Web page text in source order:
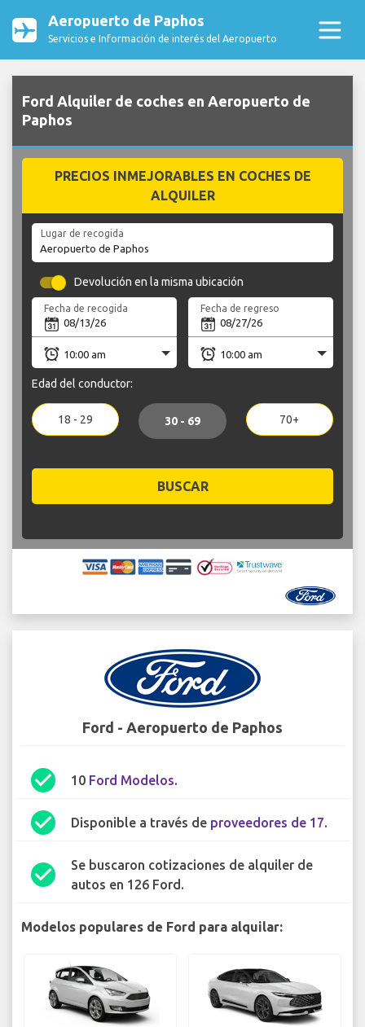
Aeropuerto de Paphos
Servicios e Información de interés del Aeropuerto
Ford Alquiler de coches en Aeropuerto de
Paphos
PRECIOS INMEJORABLES EN COCHES DE
ALQUILER
Lugar de recogida
Devolución en la misma ubicación
Fecha de recogida Fecha de regreso
Edad del conductor:
18 - 29 30 - 69 70+
BUSCAR
Ford - Aeropuerto de Paphos
check_circle 10 Ford Modelos.
check_circle Disponible a través de proveedores de 17.
check_circle
Se buscaron cotizaciones de alquiler de
autos en 126 Ford.
Modelos populares de Ford para alquilar: